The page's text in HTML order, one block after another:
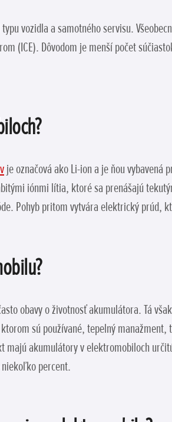
vozidla a samotného servisu.
(ICE). Dôvodom je menší počet
je označová ako Li-ion a je ňou vybavená
iónmi lítia, ktoré sa prenášajú
Pohyb pritom vytvára elektrický prúd,
obavy o životnosť akumulátora. Tá
sú používané, tepelný manažment,
majú akumulátory v elektromobiloch
percent.